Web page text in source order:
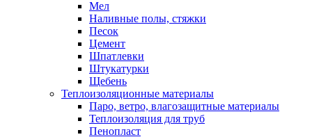
Мел
Наливные полы, стяжки
Песок
Цемент
Шпатлевки
Штукатурки
Щебень
Теплоизоляционные материалы
Паро, ветро, влагозащитные материалы
Теплоизоляция для труб
Пенопласт